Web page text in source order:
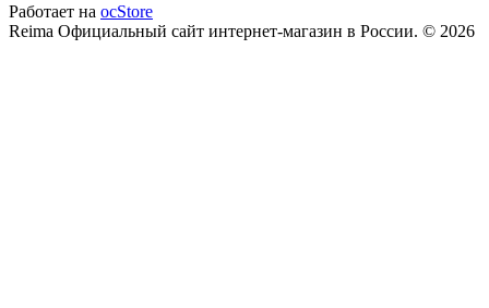
Работает на ocStore
Reima Официальный сайт интернет-магазин в России. © 2026